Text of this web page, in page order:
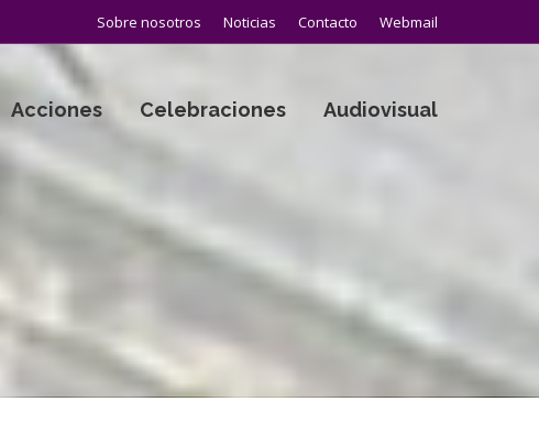
Sobre nosotros Noticias Contacto Webmail
Acciones Celebraciones Audiovisual